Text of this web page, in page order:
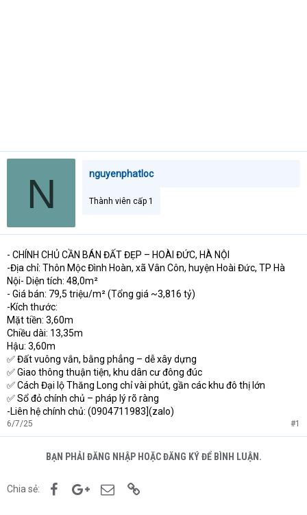
N nguyenphatloc
Thành viên cấp 1
- CHÍNH CHỦ CẦN BÁN ĐẤT ĐẸP – HOÀI ĐỨC, HÀ NỘI
-Địa chỉ: Thôn Mộc Đình Hoàn, xã Vân Côn, huyện Hoài Đức, TP Hà
Nội- Diện tích: 48,0m²
- Giá bán: 79,5 triệu/m² (Tổng giá ~3,816 tỷ)
-Kích thước:
Mặt tiền: 3,60m
Chiều dài: 13,35m
Hậu: 3,60m
✅ Đất vuông vắn, bằng phẳng – dễ xây dựng
✅ Giao thông thuận tiện, khu dân cư đông đúc
✅ Cách Đại lộ Thăng Long chỉ vài phút, gần các khu đô thị lớn
✅ Sổ đỏ chính chủ – pháp lý rõ ràng
-Liên hệ chính chủ: (0904711983](zalo)
6/7/25 #1
BẠN PHẢI ĐĂNG NHẬP HOẶC ĐĂNG KÝ ĐỂ BÌNH LUẬN.
Chia sẻ: FacebookGoogle+Email